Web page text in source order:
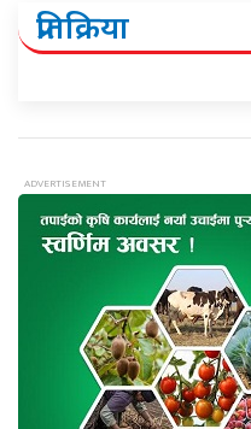
प्रतिक्रिया